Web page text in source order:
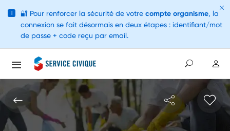
i 🔐 Pour renforcer la sécurité de votre compte organisme, la
connexion se fait désormais en deux étapes : identifiant/mot
de passe + code reçu par email.